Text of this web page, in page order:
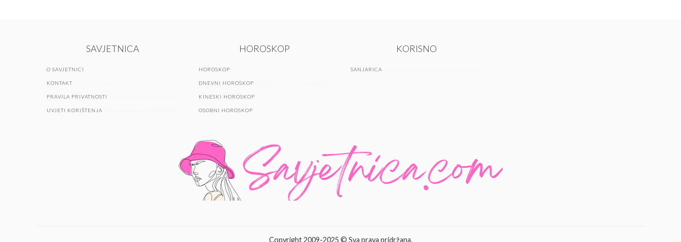
SAVJETNICA
O SAVJETNICI
KONTAKT
PRAVILA PRIVATNOSTI
UVJETI KORIŠTENJA
HOROSKOP
HOROSKOP
DNEVNI HOROSKOP
KINESKI HOROSKOP
OSOBNI HOROSKOP
KORISNO
SANJARICA
Copyright 2009-2025 © Sva prava pridržana.